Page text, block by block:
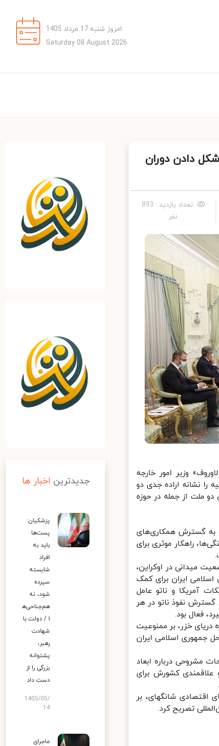
امروز شنبه 17 مرداد 1405
Saturday 08 August 2026
دادن دوران
تعداد بازدید : 893
نفر
وزیر امور خارجه
نشانه اراده جدی دو
ملت از جمله در حوزه
به گسترش همکاری‌های
راهکار موثری برای
میدانی در اوکراین،
ایران برای کمک
آمریکا و ناتو عامل
نفوذ ناتو در هر
فعال بود.
خزر، بر ممنوعیت
اسلامی ایران
مشروحی درباره ابعاد
کشورش برای
شانگهای، بر
تصریح کرد.
جدیدترین اخبار ها
پزشکیان:
پست‌ها
باید به
افراد
شایسته
سپرده
شود، نه
هم‌جناحی‌ه
ا / دولت با
شهادت
رهبر،
پشتوانه
بزرگی را از
دست داد
1405/05/
14
ماجرای